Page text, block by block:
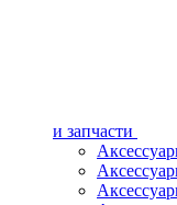
и запчасти